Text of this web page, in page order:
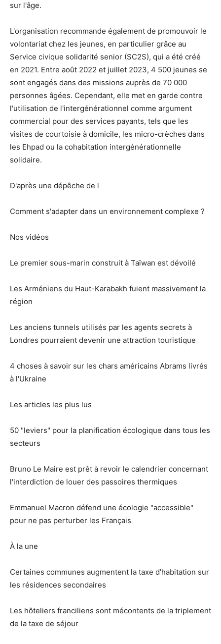
sur l'âge.
L'organisation recommande également de promouvoir le
volontariat chez les jeunes, en particulier grâce au
Service civique solidarité senior (SC2S), qui a été créé
en 2021. Entre août 2022 et juillet 2023, 4 500 jeunes se
sont engagés dans des missions auprès de 70 000
personnes âgées. Cependant, elle met en garde contre
l'utilisation de l'intergénérationnel comme argument
commercial pour des services payants, tels que les
visites de courtoisie à domicile, les micro-crèches dans
les Ehpad ou la cohabitation intergénérationnelle
solidaire.
D'après une dépêche de l
Comment s'adapter dans un environnement complexe ?
Nos vidéos
Le premier sous-marin construit à Taïwan est dévoilé
Les Arméniens du Haut-Karabakh fuient massivement la
région
Les anciens tunnels utilisés par les agents secrets à
Londres pourraient devenir une attraction touristique
4 choses à savoir sur les chars américains Abrams livrés
à l'Ukraine
Les articles les plus lus
50 "leviers" pour la planification écologique dans tous les
secteurs
Bruno Le Maire est prêt à revoir le calendrier concernant
l'interdiction de louer des passoires thermiques
Emmanuel Macron défend une écologie "accessible"
pour ne pas perturber les Français
À la une
Certaines communes augmentent la taxe d'habitation sur
les résidences secondaires
Les hôteliers franciliens sont mécontents de la triplement
de la taxe de séjour